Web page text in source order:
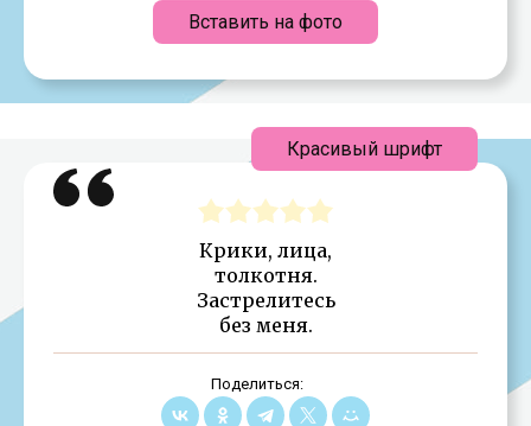
Вставить на фото
Крики, лица,
толкотня.
Застрелитесь
без меня.
Поделиться:
Красивый шрифт